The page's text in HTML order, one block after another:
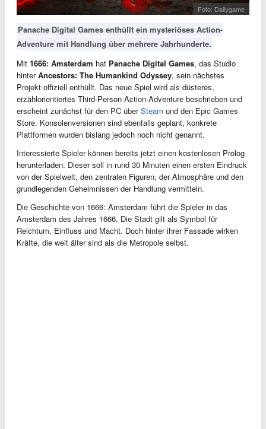
Foto: Dailygame
Panache Digital Games enthüllt ein mysteriöses Action-
Adventure mit Handlung über mehrere Jahrhunderte.
Mit 1666: Amsterdam hat Panache Digital Games, das Studio
hinterAncestors: The Humankind Odyssey, sein nächstes
Projekt offiziell enthüllt. Das neue Spiel wird als düsteres,
erzählorientiertes Third-Person-Action-Adventure beschrieben und
erscheint zunächst für den PC überSteam und den Epic Games
Store. Konsolenversionen sind ebenfalls geplant, konkrete
Plattformen wurden bislang jedoch noch nicht genannt.
Interessierte Spieler können bereits jetzt einen kostenlosen Prolog
herunterladen. Dieser soll in rund 30 Minuten einen ersten Eindruck
von der Spielwelt, den zentralen Figuren, der Atmosphäre und den
grundlegenden Geheimnissen der Handlung vermitteln.
Die Geschichte von 1666: Amsterdam führt die Spieler in das
Amsterdam des Jahres 1666. Die Stadt gilt als Symbol für
Reichtum, Einfluss und Macht. Doch hinter ihrer Fassade wirken
Kräfte, die weit älter sind als die Metropole selbst.